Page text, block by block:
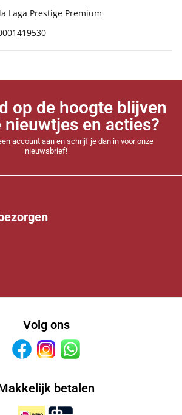
Laga Prestige Premium
op de hoogte blijven
nieuwtjes en acties?
account aan en schrijf je dan in voor onze
nieuwsbrief!
Volg ons
FacebookInstagram
betalen